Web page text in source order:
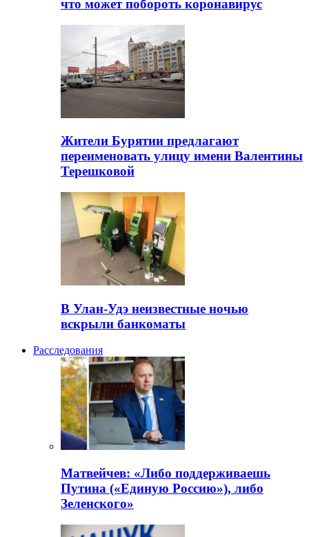
что может побороть коронавирус
Жители Бурятии предлагают
переименовать улицу имени Валентины
Терешковой
В Улан-Удэ неизвестные ночью
вскрыли банкоматы
Расследования
Матвейчев: «Либо поддерживаешь
Путина («Единую Россию»), либо
Зеленского»